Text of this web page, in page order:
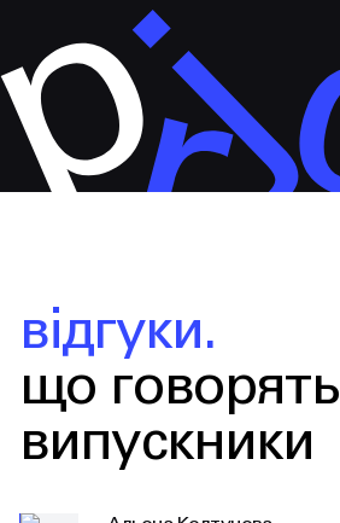
відгуки.
що говорять
випускники